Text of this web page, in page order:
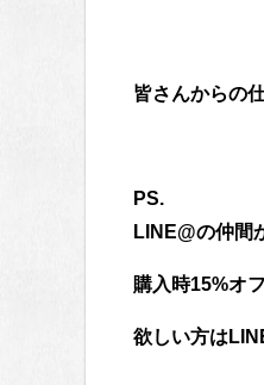
皆さんからの
PS.
LINE@の仲間
購入時15%オ
欲しい方は